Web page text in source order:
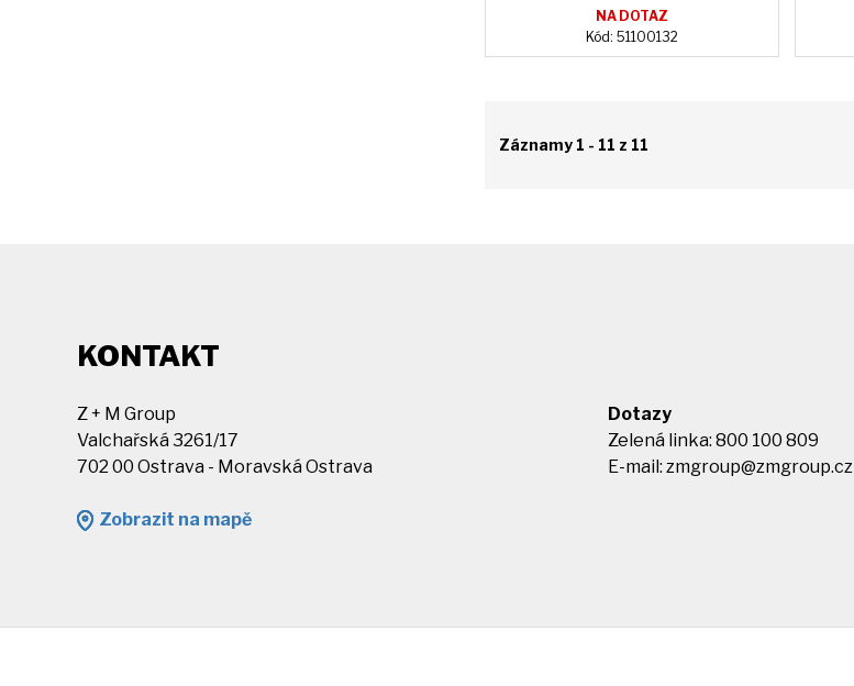
NA DOTAZ
Kód: 51100132
Záznamy 1 - 11 z 11
KONTAKT
Z + M Group
Valchařská 3261/17
702 00 Ostrava - Moravská Ostrava
Zobrazit na mapě
Dotazy
Zelená linka: 800 100 809
E-mail:zmgroup@zmgroup.cz